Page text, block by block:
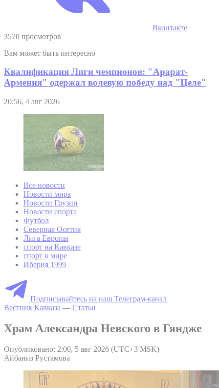
Вконтакте
3570 просмотров
Вам может быть интересно
Квалификация Лиги чемпионов: "Арарат-
Армения" одержал волевую победу над "Целе"
20:56, 4 авг 2026
Все новости
Новости мира
Новости Грузии
Новости спорта
Футбол
Северная Осетия
Лига Европы
спорт на Кавказе
спорт в мире
Иберия 1999
Подписывайтесь на наш Телеграм-канал
Вестник Кавказа — Статьи
Храм Александра Невского в Гяндже
Опубликовано: 2:00, 5 авг 2026 (UTC+3 MSK)
Айбаниз Рустамова